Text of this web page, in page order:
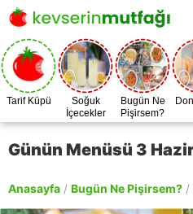
Tarif Küpü
Soğuk
İçecekler
Bugün Ne
Pişirsem?
Günün Menüsü 3
Anasayfa / Bugün Ne Pişirsem? /